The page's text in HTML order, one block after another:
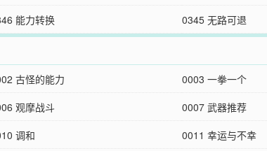
能力转换 0345 无路可退
古怪的能力 0003 一拳一个
观摩战斗 0007 武器推荐
调和 0011 幸运与不幸